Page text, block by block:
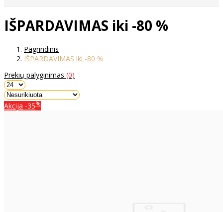
IŠPARDAVIMAS iki -80 %
Pagrindinis
IŠPARDAVIMAS iki -80 %
Prekių palyginimas (0)
Akcija -35%